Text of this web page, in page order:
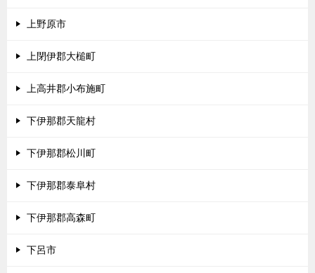
上野原市
上閉伊郡大槌町
上高井郡小布施町
下伊那郡天龍村
下伊那郡松川町
下伊那郡泰阜村
下伊那郡高森町
下呂市